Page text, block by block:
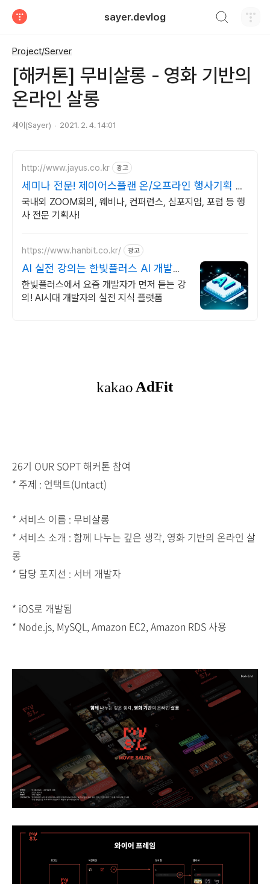
sayer.devlog
Project/Server
[해커톤] 무비살롱 - 영화 기반의
온라인 살롱
세이(Sayer) 2021. 2. 4. 14:01
http://www.jayus.co.kr 광고
세미나 전문! 제이어스플랜 온/오프라인 행사기획 대
행!
국내외 ZOOM회의, 웨비나, 컨퍼런스, 심포지엄, 포럼 등 행
사 전문 기획사!
https://www.hanbit.co.kr/ 광고
AI 실전 강의는 한빛플러스 AI 개발자
필수 코스
한빛플러스에서 요즘 개발자가 먼저 듣는 강
의! AI시대 개발자의 실전 지식 플랫폼
26기 OUR SOPT 해커톤 참여
* 주제 : 언택트(Untact)
* 서비스 이름 : 무비살롱
* 서비스 소개 : 함께 나누는 깊은 생각, 영화 기반의 온라인 살
롱
* 담당 포지션 : 서버 개발자
* iOS로 개발됨
* Node.js, MySQL, Amazon EC2, Amazon RDS 사용